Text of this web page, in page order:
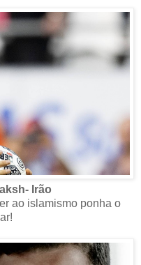
Irão
ao islamismo ponha o